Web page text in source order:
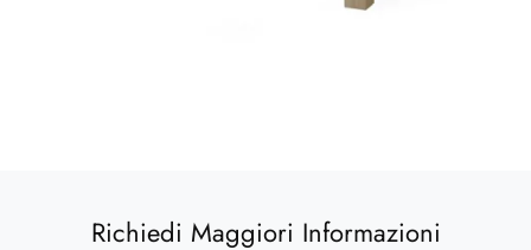
Richiedi Maggiori Informazioni